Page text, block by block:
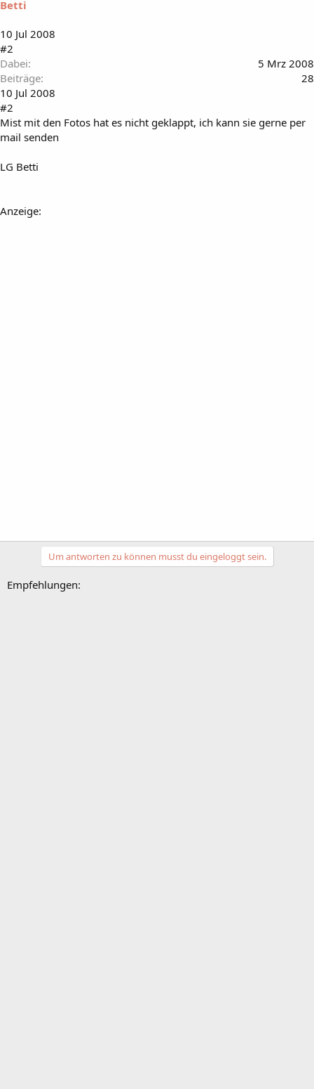
Betti
10 Jul 2008
#2
Dabei
5 Mrz 2008
Beiträge
28
10 Jul 2008
#2
Mist mit den Fotos hat es nicht geklappt, ich kann sie gerne per
mail senden
LG Betti
Anzeige:
Um antworten zu können musst du eingeloggt sein.
Empfehlungen: